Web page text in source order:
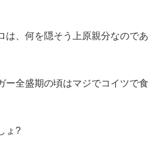
は、何を隠そう上原親分なのであ
ー全盛期の頃はマジでコイツで食
ょ?